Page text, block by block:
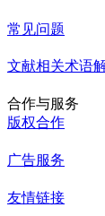
常见问题
文献相关术语
合作与服务
版权合作
广告服务
友情链接